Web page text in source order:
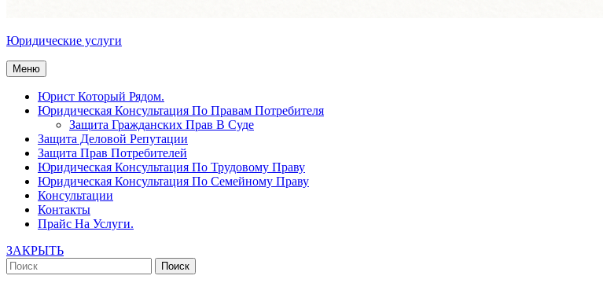
Юридические услуги
Меню
Юрист Который Рядом.
Юридическая Консультация По Правам Потребителя
Защита Гражданских Прав В Суде
Защита Деловой Репутации
Защита Прав Потребителей
Юридическая Консультация По Трудовому Праву
Юридическая Консультация По Семейному Праву
Консультации
Контакты
Прайс На Услуги.
ЗАКРЫТЬ